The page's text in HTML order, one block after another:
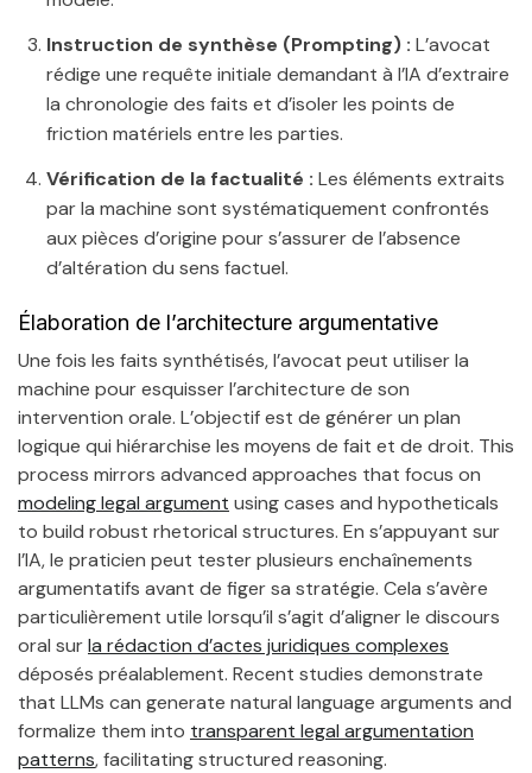
Instruction de synthèse (Prompting) : L’avocat
rédige une requête initiale demandant à l’IA d’extraire
la chronologie des faits et d’isoler les points de
friction matériels entre les parties.
Vérification de la factualité : Les éléments extraits
par la machine sont systématiquement confrontés
aux pièces d’origine pour s’assurer de l’absence
d’altération du sens factuel.
Élaboration de l’architecture argumentative
Une fois les faits synthétisés, l’avocat peut utiliser la
machine pour esquisser l’architecture de son
intervention orale. L’objectif est de générer un plan
logique qui hiérarchise les moyens de fait et de droit. This
process mirrors advanced approaches that focus on
modeling legal argument using cases and hypotheticals
to build robust rhetorical structures. En s’appuyant sur
l’IA, le praticien peut tester plusieurs enchaînements
argumentatifs avant de figer sa stratégie. Cela s’avère
particulièrement utile lorsqu’il s’agit d’aligner le discours
oral surla rédaction d’actes juridiques complexes
déposés préalablement. Recent studies demonstrate
that LLMs can generate natural language arguments and
formalize them into transparent legal argumentation
patterns, facilitating structured reasoning.